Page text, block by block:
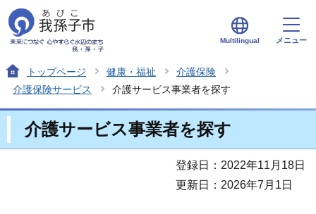
Multilingual メニュー
トップページ 健康・福祉
介護保険
介護保険サービス
介護サービス事業者を探す
介護サービス事業者を探す
登録日：2022年11月18日
更新日：2026年7月1日